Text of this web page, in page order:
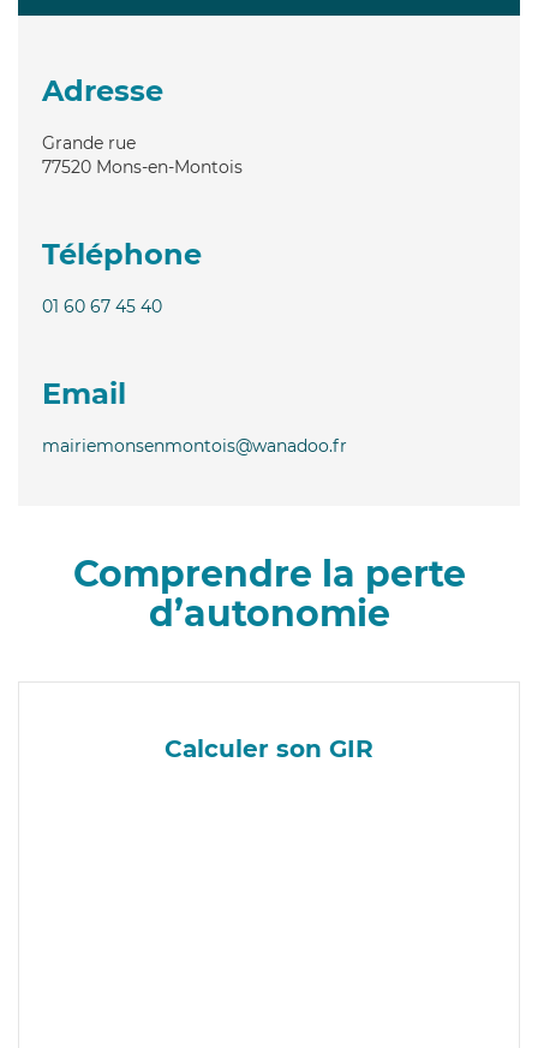
Adresse
Grande rue
77520 Mons-en-Montois
Téléphone
01 60 67 45 40
Email
mairiemonsenmontois@wanadoo.fr
Comprendre la perte
d’autonomie
Calculer son GIR